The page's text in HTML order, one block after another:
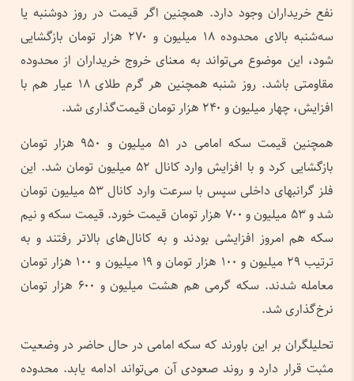
نفع خریداران وجود دارد. همچنین اگر قیمت در روز دوشنبه یا
سه‌شنبه بالای محدوده ۱۸ میلیون و ۲۷۰ هزار تومان بازگشایی
شود، این موضوع می‌تواند به معنای خروج خریداران از محدوده
مقاومتی باشد. روز شنبه همچنین هر گرم طلای ۱۸ عیار هم با
افزایش، چهار میلیون و ۲۴۰ هزار تومان قیمت‌گذاری شد.
همچنین قیمت سکه امامی در ۵۱ میلیون و ۹۵۰ هزار تومان
بازگشایی کرد و با افزایش وارد کانال ۵۲ میلیون تومان شد. این
فلز گرانبهای داخلی سپس با سرعت وارد کانال ۵۳ میلیون تومان
شد و ۵۳ میلیون و ۷۰۰ هزار تومان قیمت خورد. قیمت سکه و نیم
سکه هم امروز افزایشی بودند و به کانال‌های بالاتر رفتند و به
ترتیب ۲۹ میلیون و ۱۰۰ هزار تومان و ۱۹ میلیون و ۱۰۰ هزار تومان
معامله شدند. سکه گرمی هم هشت میلیون و ۶۰۰ هزار تومان
نرخ‌گذاری شد.
تحلیلگران بر این باورند که سکه امامی در حال حاضر در وضعیت
مثبت قرار دارد و روند صعودی آن می‌تواند ادامه یابد. محدوده